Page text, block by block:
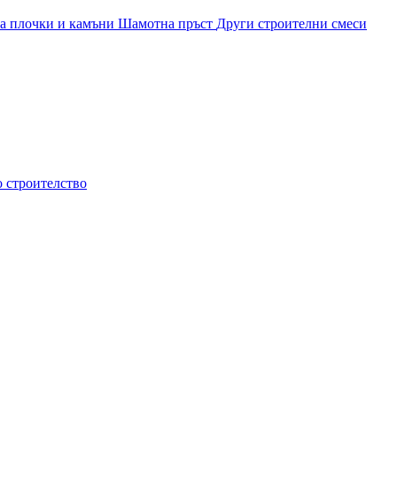
плочки и камъни Шамотна пръст Други строителни смеси
строителство